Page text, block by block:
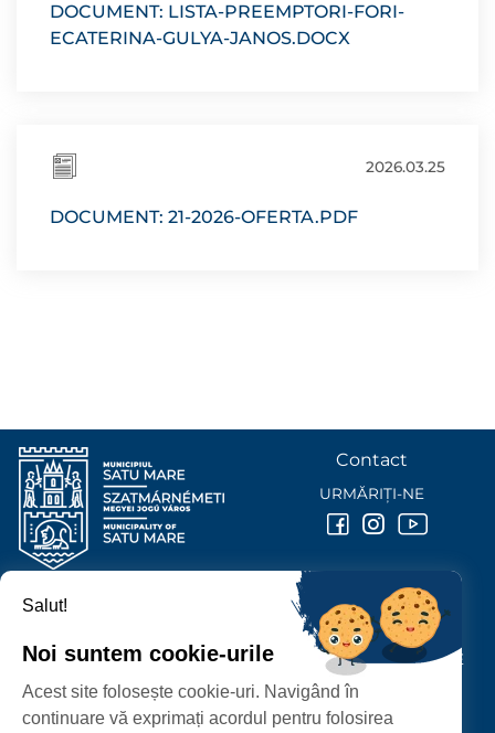
DOCUMENT: LISTA-PREEMPTORI-FORI-
ECATERINA-GULYA-JANOS.DOCX
2026.03.25
DOCUMENT: 21-2026-OFERTA.PDF
PROTECȚIA DATELOR PERSONALE
PRIMĂRIA MUNICIPIULUI
P-ȚA 25 OCTOMBRIE, NR. 1 CORP M, 440026 SATU MARE
Contact
URMĂRIȚI-NE
Salut!
Noi suntem cookie-urile
Acest site folosește cookie-uri. Navigând în
continuare vă exprimați acordul pentru folosirea